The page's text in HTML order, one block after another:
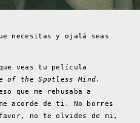
necesitas y ojalá seas
veas tu película
of the Spotless Mind.
que me rehusaba a
acorde de ti. No borres
no te olvides de mi,